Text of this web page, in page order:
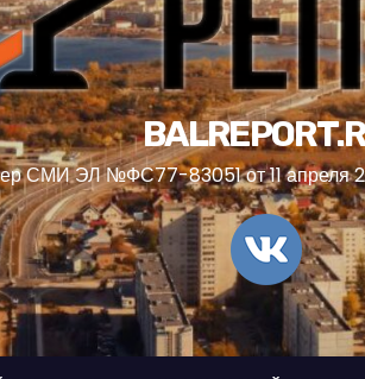
СМИ ЭЛ №ФС77-83051 от 11 апреля